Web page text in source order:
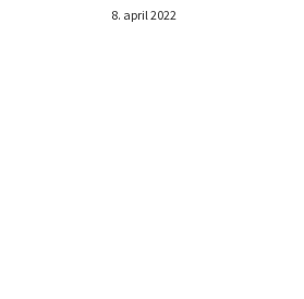
8. april 2022